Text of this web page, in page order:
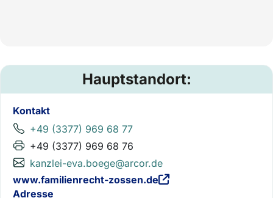
Hauptstandort:
Kontakt
+49 (3377) 969 68 77
+49 (3377) 969 68 76
kanzlei-eva.boege@arcor.de
www.familienrecht-zossen.de
Adresse